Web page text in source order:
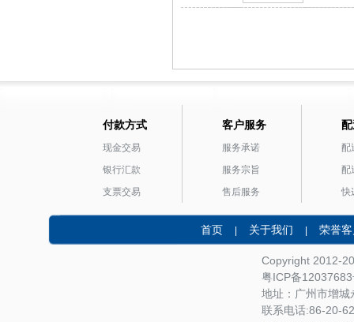
付款方式
现金交易
银行汇款
支票交易
客户服务
服务承诺
服务宗旨
售后服务
配
配
快
首页 | 关于我们 | 荣誉
Copyright 2012-
粤ICP备12037683
地址：广州市增
联系电话:86-20-